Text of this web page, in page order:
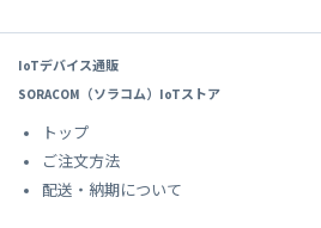
IoTデバイス通販
SORACOM（ソラコム）IoTストア
トップ
ご注文方法
配送・納期について